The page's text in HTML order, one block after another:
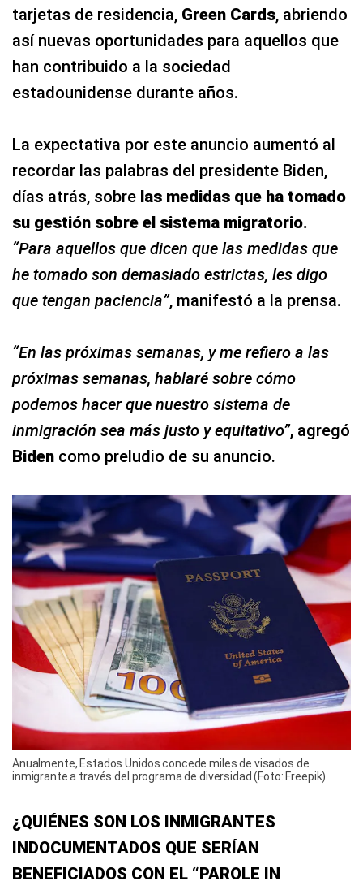
tarjetas de residencia, Green Cards, abriendo
así nuevas oportunidades para aquellos que
han contribuido a la sociedad
estadounidense durante años.
La expectativa por este anuncio aumentó al
recordar las palabras del presidente Biden,
días atrás, sobre las medidas que ha tomado
su gestión sobre el sistema migratorio.
“Para aquellos que dicen que las medidas que
he tomado son demasiado estrictas, les digo
que tengan paciencia”, manifestó a la prensa.
“En las próximas semanas, y me refiero a las
próximas semanas, hablaré sobre cómo
podemos hacer que nuestro sistema de
inmigración sea más justo y equitativo”, agregó
Biden como preludio de su anuncio.
Anualmente, Estados Unidos concede miles de visados de
inmigrante a través del programa de diversidad (Foto: Freepik)
¿QUIÉNES SON LOS INMIGRANTES
INDOCUMENTADOS QUE SERÍAN
BENEFICIADOS CON EL “PAROLE IN